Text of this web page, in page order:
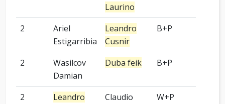
Laurino
2
Ariel
Estigarribia
Leandro
Cusnir
B+P
2
Wasilcov
Damian
Duba feik B+P
2
Leandro
Claudio
W+P